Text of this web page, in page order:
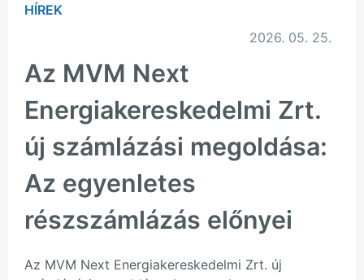
HÍREK
2026. 05. 25.
Az MVM Next
Energiakereskedelmi Zrt.
új számlázási megoldása:
Az egyenletes
részszámlázás előnyei
Az MVM Next Energiakereskedelmi Zrt. új